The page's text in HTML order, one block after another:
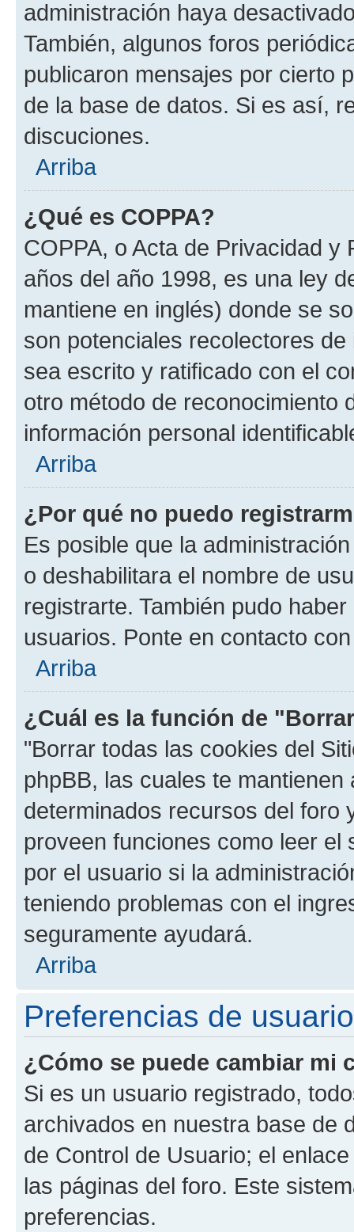
administración haya
También, algunos foros
publicaron mensajes por cierto
de la base de datos. Si es así,
discuciones.
Arriba
¿Qué es COPPA?
COPPA, o Acta de Privacidad
años del año 1998, es una ley
mantiene en inglés) donde se
son potenciales recolectores
sea escrito y ratificado con el
otro método de reconocimiento
información personal
Arriba
¿Por qué no puedo
Es posible que la
o deshabilitara el nombre de
registrarte. También pudo
usuarios. Ponte en contacto
Arriba
¿Cuál es la función de
"Borrar todas las cookies del
phpBB, las cuales te
determinados recursos del foro
proveen funciones como leer el
por el usuario si la
teniendo problemas con el
seguramente ayudará.
Arriba
Preferencias de
¿Cómo se puede cambiar mi
Si es un usuario registrado,
archivados en nuestra base de
de Control de Usuario; el
las páginas del foro. Este
preferencias.